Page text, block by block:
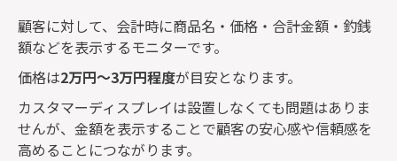
顧客に対して、会計時に商品名・価格・合計金額・釣銭
額などを表示するモニターです。
価格は2万円～3万円程度が目安となります。
カスタマーディスプレイは設置しなくても問題はありま
せんが、金額を表示することで顧客の安心感や信頼感を
高めることにつながります。